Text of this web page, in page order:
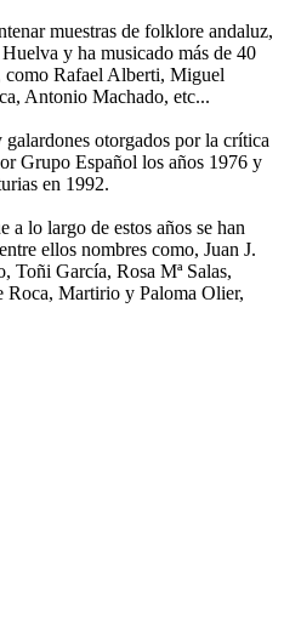
muestras de folklore andaluz,
y ha musicado más de 40
como Rafael Alberti, Miguel
Antonio Machado, etc...
otorgados por la crítica
Grupo Español los años 1976 y
en 1992.
a lo largo de estos años se han
ellos nombres como, Juan J.
Toñi García, Rosa Mª Salas,
Roca, Martirio y Paloma Olier,